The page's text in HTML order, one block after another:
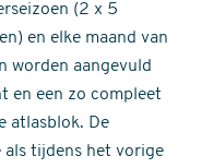
(2 x 5
en elke maand van
worden aangevuld
en een zo compleet
atlasblok. De
als tijdens het vorige